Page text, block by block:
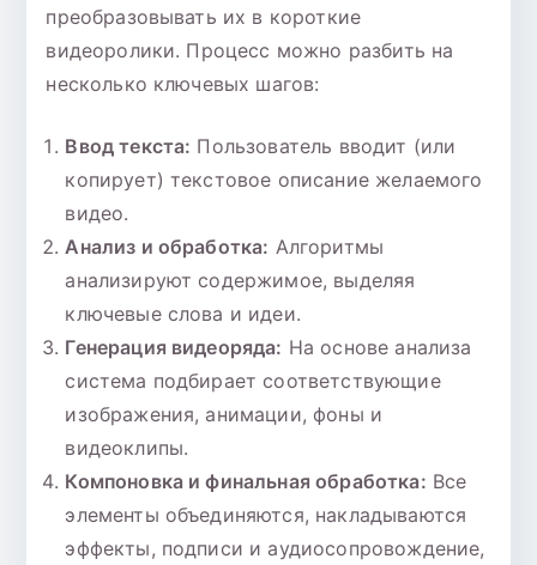
преобразовывать их в короткие
видеоролики. Процесс можно разбить на
несколько ключевых шагов:
Ввод текста: Пользователь вводит (или
копирует) текстовое описание желаемого
видео.
Анализ и обработка: Алгоритмы
анализируют содержимое, выделяя
ключевые слова и идеи.
Генерация видеоряда: На основе анализа
система подбирает соответствующие
изображения, анимации, фоны и
видеоклипы.
Компоновка и финальная обработка: Все
элементы объединяются, накладываются
эффекты, подписи и аудиосопровождение,